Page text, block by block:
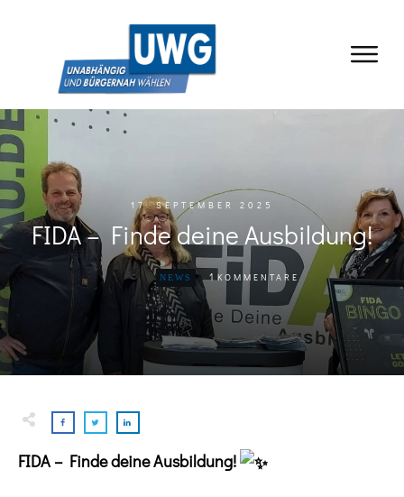
17. SEPTEMBER 2025
FIDA – Finde deine Ausbildung!
NEWS 1 KOMMENTARE
FIDA – Finde deine Ausbildung!